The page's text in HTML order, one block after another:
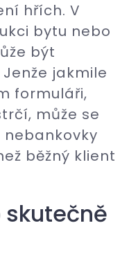
hřích. V
bytu nebo
být
Jenže jakmile
formuláři,
může se
běžný klient